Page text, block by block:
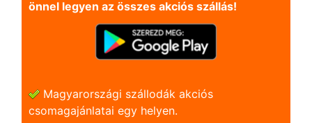
önnel legyen az összes akciós szállás!
Magyarországi szállodák akciós
csomagajánlatai egy helyen.